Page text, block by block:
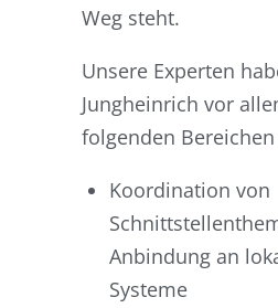
Weg steht.
Unsere Experten
Jungheinrich vor
folgenden
Koordination von
Anbindung an
Systeme